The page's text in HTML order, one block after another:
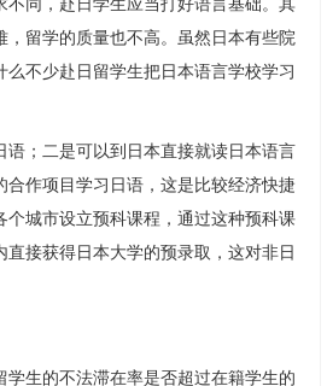
同，赴日学生应当打好语言基础。其
留学的质量也不高。虽然日本有些院
不少赴日留学生把日本语言学校学习
；二是可以到日本直接就读日本语言
作项目学习日语，这是比较经济快捷
城市设立预科课程，通过这种预科课
接获得日本大学的预录取，这对非日
生的不法滞在率是否超过在籍学生的